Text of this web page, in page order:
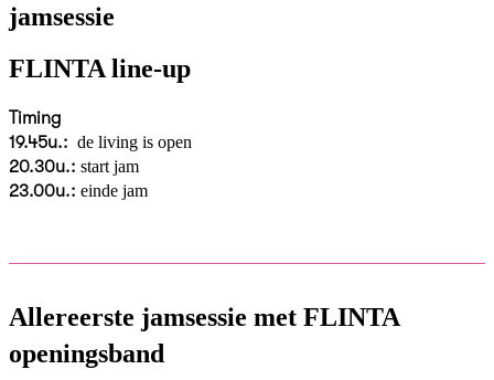
jamsessie
FLINTA line-up
Timing
19.45u.: de living is open
20.30u.: start jam
23.00u.: einde jam
Allereerste jamsessie met FLINTA
openingsband